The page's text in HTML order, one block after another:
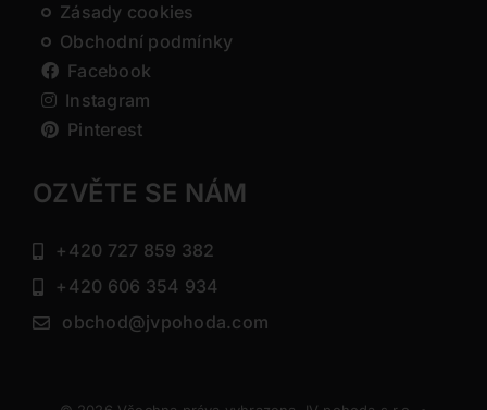
Zásady cookies
Obchodní podmínky
Facebook
Instagram
Pinterest
OZVĚTE SE NÁM
+420 727 859 382
+420 606 354 934
obchod@jvpohoda.com